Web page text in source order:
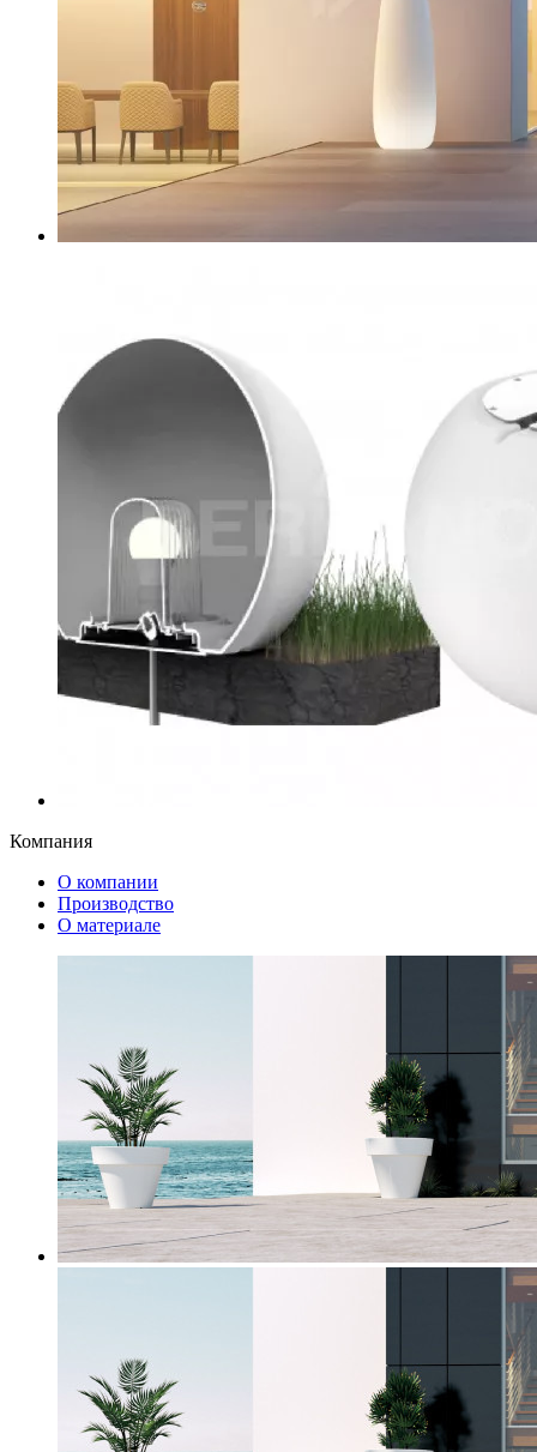
Компания
О компании
Производство
О материале